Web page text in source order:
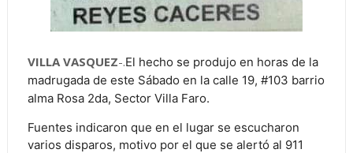
VILLA VASQUEZ-.El hecho se produjo en horas de la
madrugada de este Sábado en lacalle 19, #103 barrio
alma Rosa 2da, Sector Villa Faro.
Fuentes indicaron que en el lugar se escucharon
varios disparos, motivo por el que se alertó al 911